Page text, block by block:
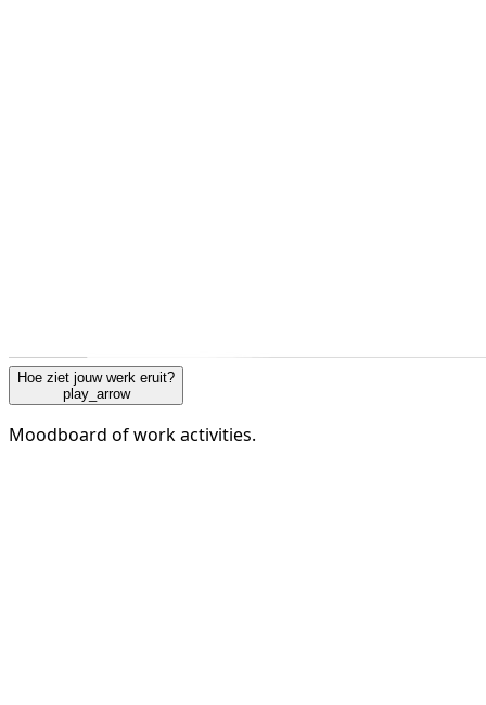
Hoe ziet jouw werk eruit?
play_arrow
Moodboard of work activities.